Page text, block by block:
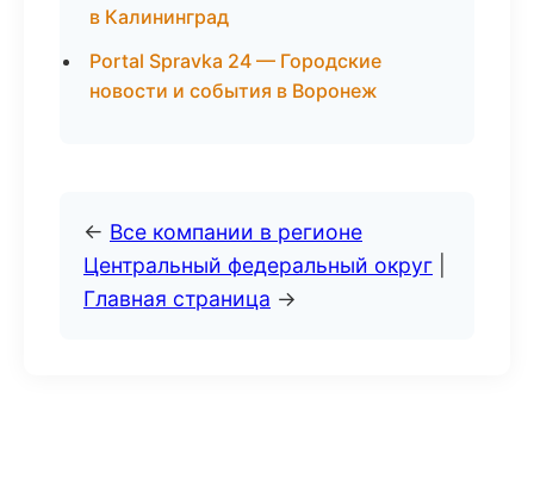
в Калининград
Portal Spravka 24 — Городские
новости и события в Воронеж
← Все компании в регионе
Центральный федеральный округ
Главная страница →